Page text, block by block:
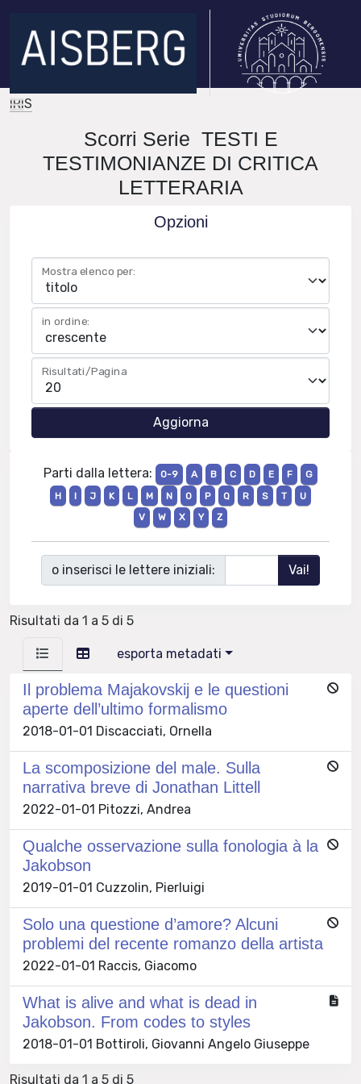
IRIS
Scorri Serie TESTI E
TESTIMONIANZE DI CRITICA
LETTERARIA
Opzioni
Mostra elenco per:
in ordine:
Risultati/Pagina
Parti dalla lettera: 0-9 A B C D E F
G
H
I J K L M N O P Q R S T
U
V
W X Y Z
o inserisci le lettere iniziali:
Risultati da 1 a 5 di 5
esporta metadati
Il problema Majakovskij e le questioni
aperte dell’ultimo formalismo
2018-01-01 Discacciati, Ornella
La scomposizione del male. Sulla
narrativa breve di Jonathan Littell
2022-01-01 Pitozzi, Andrea
Qualche osservazione sulla fonologia à la
Jakobson
2019-01-01 Cuzzolin, Pierluigi
Solo una questione d’amore? Alcuni
problemi del recente romanzo della artista
2022-01-01 Raccis, Giacomo
What is alive and what is dead in
Jakobson. From codes to styles
2018-01-01 Bottiroli, Giovanni Angelo Giuseppe
Risultati da 1 a 5 di 5